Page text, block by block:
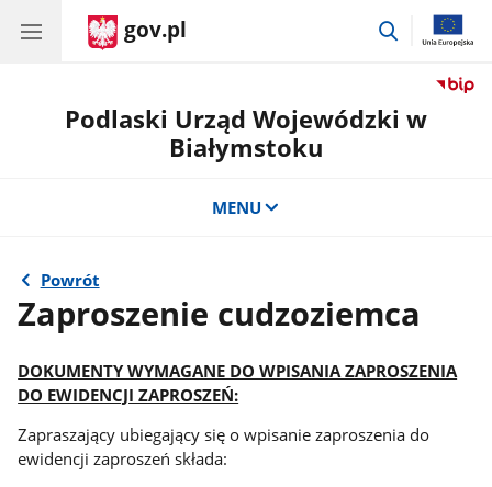
gov.pl
przejdź
Podlaski Urząd Wojewódzki w
Białymstoku
MENU
Powrót
Zaproszenie cudzoziemca
DOKUMENTY WYMAGANE DO WPISANIA ZAPROSZENIA
DO EWIDENCJI ZAPROSZEŃ:
Zapraszający ubiegający się o wpisanie zaproszenia do
ewidencji zaproszeń składa: